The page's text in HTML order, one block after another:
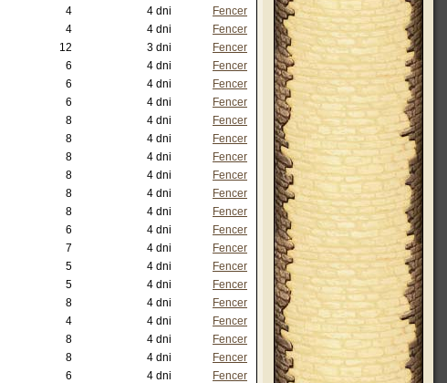
4 4 dni
Fencer
4 4 dni
Fencer
12 3 dni
Fencer
6 4 dni
Fencer
6 4 dni
Fencer
6 4 dni
Fencer
8 4 dni
Fencer
8 4 dni
Fencer
8 4 dni
Fencer
8 4 dni
Fencer
8 4 dni
Fencer
8 4 dni
Fencer
6 4 dni
Fencer
7 4 dni
Fencer
5 4 dni
Fencer
5 4 dni
Fencer
8 4 dni
Fencer
4 4 dni
Fencer
8 4 dni
Fencer
8 4 dni
Fencer
6 4 dni
Fencer